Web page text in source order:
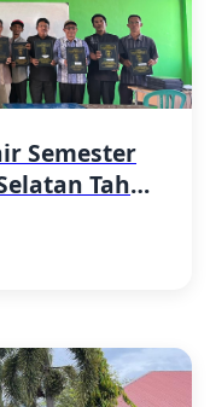
Semester
Tahun